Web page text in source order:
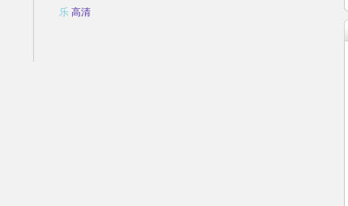
乐 高清